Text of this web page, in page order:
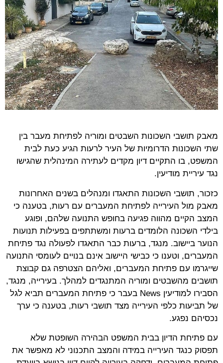
מאבק תושבי השכונות השבטים ומוריה לפתיחת מעבר בין
שתי השכונות הדרומיות של העיר לרעות הגיע כעת לבית
המשפט, בו התקיים דיון מקדים לעתירה המינהלית שהגישו
נגד עיריית מודיעין.
כזכור, תושבי השכונות התאגדו ומנהלים בשנים האחרונות
מאבק מול העירייה לפתיחת המעברים עם רעות, בטענה כי
המצב הקיים מהווה פגיעה בחופש התנועה שלהם, ופוגע
בילדי השכונה הלומדים ברעות ומשתתפים בפעילות תנועות
הנוער ביישוב. מנגד, ברעות כבר התאגדו לפעולה נגד פתיחת
המעברים, וטענו כי כבישי היישוב אינם בנויים לעומסי התנועה
שייגרמו עם פתיחת המעברים, ואליהם הצטרפה גם קבוצת
תושבים מהשבטים ומוריה המתנגדים למהלך. בעירייה, מנגד,
הסבירו למודיעין News בעבר כי פתיחת המעברים תביא לגל
של תביעות כלפי העירייה מצד תושבי רעות, בטענה כי ערך
נכסיהם נפגע.
עם פתיחת הדיון בבית המשפט הבהירה השופטת שלא
תפסוק כנגד העירייה במידה והמצב התכנוני לא מאפשר את